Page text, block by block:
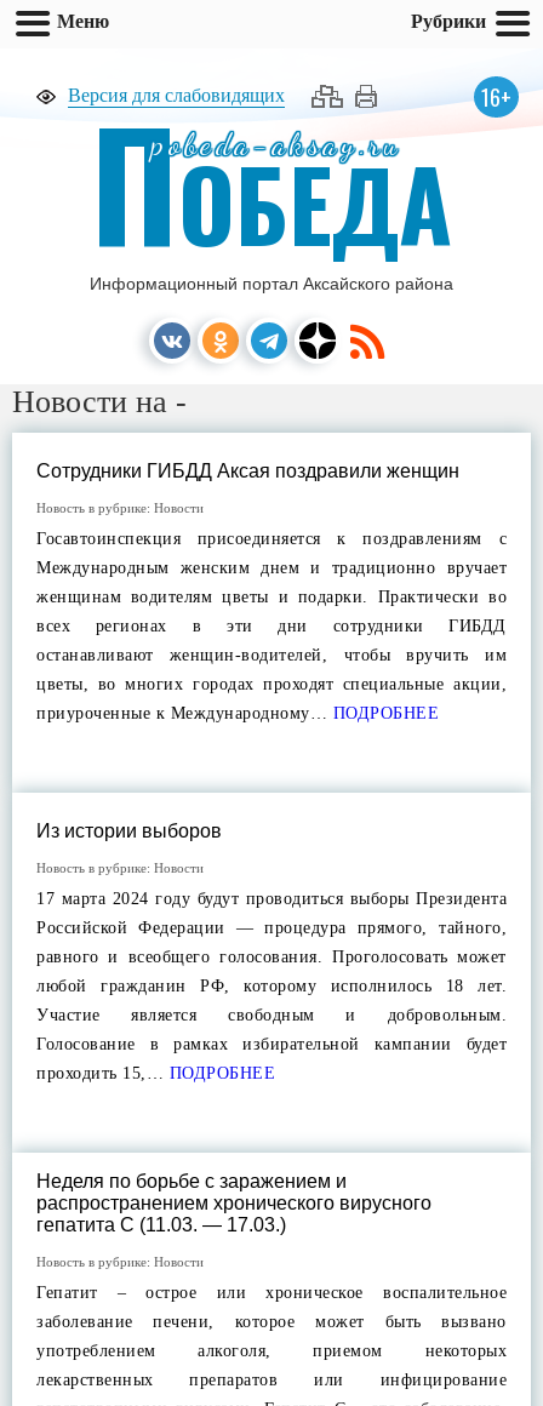
Версия для слабовидящих 16+
pobeda-aksay.ru
ПОБЕДА
Информационный портал Аксайского района
Новости на -
Сотрудники ГИБДД Аксая поздравили женщин
Новость в рубрике: Новости
Госавтоинспекция присоединяется к поздравлениям с
Международным женским днем и традиционно вручает
женщинам водителям цветы и подарки. Практически во
всех регионах в эти дни сотрудники ГИБДД
останавливают женщин-водителей, чтобы вручить им
цветы, во многих городах проходят специальные акции,
приуроченные к Международному… ПОДРОБНЕЕ
Из истории выборов
Новость в рубрике: Новости
17 марта 2024 году будут проводиться выборы Президента
Российской Федерации — процедура прямого, тайного,
равного и всеобщего голосования. Проголосовать может
любой гражданин РФ, которому исполнилось 18 лет.
Участие является свободным и добровольным.
Голосование в рамках избирательной кампании будет
проходить 15,… ПОДРОБНЕЕ
Неделя по борьбе с заражением и
распространением хронического вирусного
гепатита С (11.03. — 17.03.)
Новость в рубрике: Новости
Гепатит – острое или хроническое воспалительное
заболевание печени, которое может быть вызвано
употреблением алкоголя, приемом некоторых
лекарственных препаратов или инфицирование
Меню Рубрики